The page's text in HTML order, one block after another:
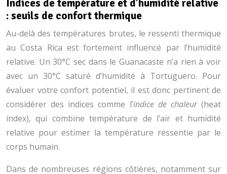
Indices de température et d’humidité relative
: seuils de confort thermique
Au-delà des températures brutes, le ressenti thermique
au Costa Rica est fortement influencé par l’humidité
relative. Un 30°C sec dans le Guanacaste n’a rien à voir
avec un 30°C saturé d’humidité à Tortuguero. Pour
évaluer votre confort potentiel, il est donc pertinent de
considérer des indices comme l’indice de chaleur(heat
index), qui combine température de l’air et humidité
relative pour estimer la température ressentie par le
corps humain.
Dans de nombreuses régions côtières, notamment sur